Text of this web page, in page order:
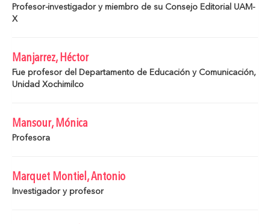
Profesor-investigador y miembro de su Consejo Editorial UAM-
X
Manjarrez, Héctor
Fue profesor del Departamento de Educación y Comunicación,
Unidad Xochimilco
Mansour, Mónica
Profesora
Marquet Montiel, Antonio
Investigador y profesor